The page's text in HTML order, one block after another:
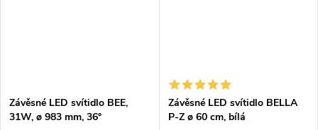
Závěsné LED svítidlo BEE,
31W, ø 983 mm, 36°
Závěsné LED svítidlo BELLA
P-Z ø 60 cm, bílá